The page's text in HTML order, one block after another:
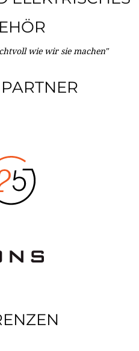
wie wir sie machen"